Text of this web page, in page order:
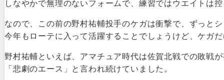
しなやかで無理のないフォームで、練習ではウエイトは
なので、この前の野村祐輔投手のケガは衝撃で、ずっと
今年もローテに入って活躍することでしょうけど、ケガ
野村祐輔といえば、アマチュア時代は佐賀北戦での敗戦
「悲劇のエース」と言われ続けていました。